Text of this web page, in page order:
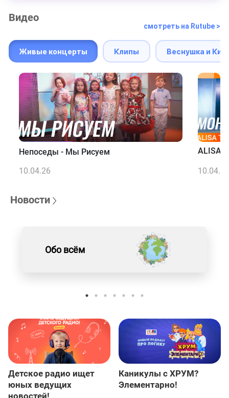
Видео
смотреть на Rutube >
Живые концерты Клипы Веснушка и
Непоседы - Мы Рисуем
10.04.26
ALISA
10.04.26
Новости
Обо всём
Детское радио ищет
юных ведущих
Каникулы с ХРУМ?
Элементарно!